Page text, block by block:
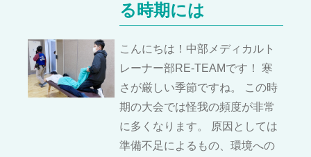
る時期には
こんにちは！中部メディカルト
レーナー部RE-TEAMです！ 寒
さが厳しい季節ですね。 この時
期の大会では怪我の頻度が非常
に多くなります。 原因としては
準備不足によるもの、環境への